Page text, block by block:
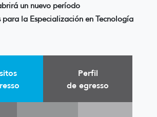
un nuevo período
para la Especialización en Tecnología
Perfil
de egresso